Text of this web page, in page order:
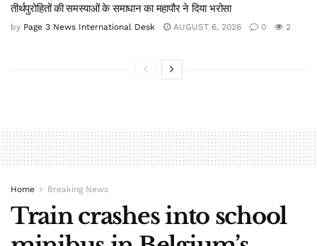
तीर्थपुरोहितों की समस्याओं के समाधान का महापौर ने दिया भरोसा
by Page 3 News International Desk AUGUST 6, 2026 0 2
Home Breaking News
Train crashes into school